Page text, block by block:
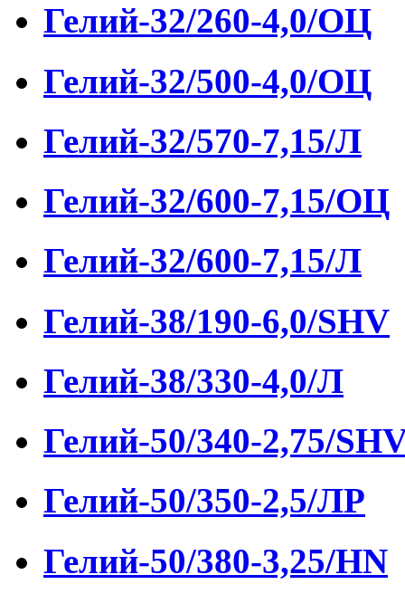
Гелий-32/260-4,0/ОЦ
Гелий-32/500-4,0/ОЦ
Гелий-32/570-7,15/Л
Гелий-32/600-7,15/ОЦ
Гелий-32/600-7,15/Л
Гелий-38/190-6,0/SHV
Гелий-38/330-4,0/Л
Гелий-50/340-2,75/
Гелий-50/350-2,5/ЛР
Гелий-50/380-3,25/HN